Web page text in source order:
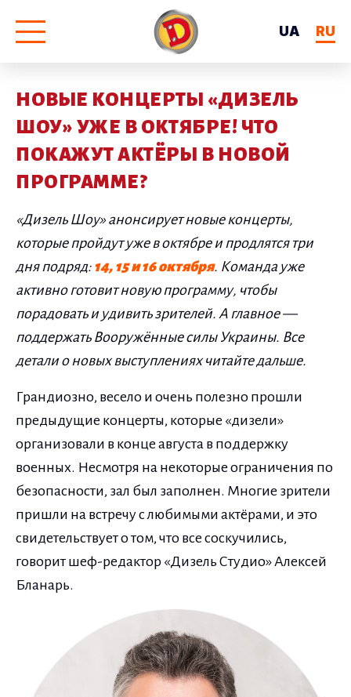
UA
RU
НОВЫЕ КОНЦЕРТЫ «ДИЗЕЛЬ
ШОУ» УЖЕ В ОКТЯБРЕ! ЧТО
ПОКАЖУТ АКТЁРЫ В НОВОЙ
ПРОГРАММЕ?
«Дизель Шоу» анонсирует новые концерты,
которые пройдут уже в октябре и продлятся три
дня подряд: 14, 15 и 16 октября. Команда уже
активно готовит новую программу, чтобы
порадовать и удивить зрителей. А главное —
поддержать Вооружённые силы Украины. Все
детали о новых выступлениях читайте дальше.
Грандиозно, весело и очень полезно прошли
предыдущие концерты, которые «дизели»
организовали в конце августа в поддержку
военных. Несмотря на некоторые ограничения по
безопасности, зал был заполнен. Многие зрители
пришли на встречу с любимыми актёрами, и это
свидетельствует о том, что все соскучились,
говорит шеф-редактор «Дизель Студио» Алексей
Бланарь.